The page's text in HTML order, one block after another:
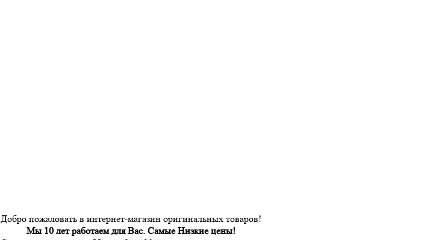
Добро пожаловать в интернет-магазин оригинальных товаров!
Мы 10 лет работаем для Вас. Самые Низкие цены!